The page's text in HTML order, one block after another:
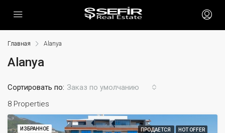
Главная Alanya
Alanya
8 Properties
Сортировать по: Заказ по умолчанию
ИЗБРАННОЕ ПРОДАЕТСЯ HOT OFFER